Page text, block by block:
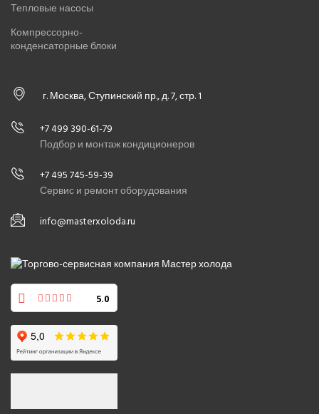
Тепловые насосы
Компрессорно-
конденсаторные блоки
г. Москва, Ступинский пр., д. 7, стр. 1
+7 499 390-61-79
Подбор и монтаж кондиционеров
+7 495 745-59-39
Сервис и ремонт оборудования
info@masterxoloda.ru
5.0